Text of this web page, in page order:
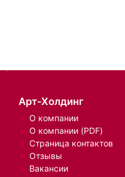
Арт-Холдинг
О компании
О компании (PDF)
Страница контактов
Отзывы
Вакансии